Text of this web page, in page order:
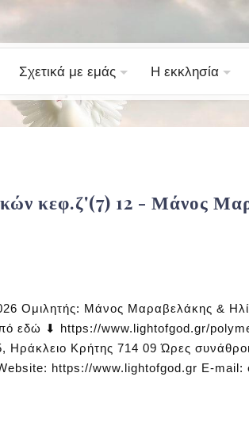
Σχετικά με εμάς Η εκκλησία
κεφ.ζ'(7) 12 - Μάνος
Ομιλητής: Μάνος Μαραβελάκης &
εδώ ⬇ https://www.lightofgod.gr/
Ηράκλειο Κρήτης 714 09 Ώρες
https://www.lightofgod.gr E-mail: